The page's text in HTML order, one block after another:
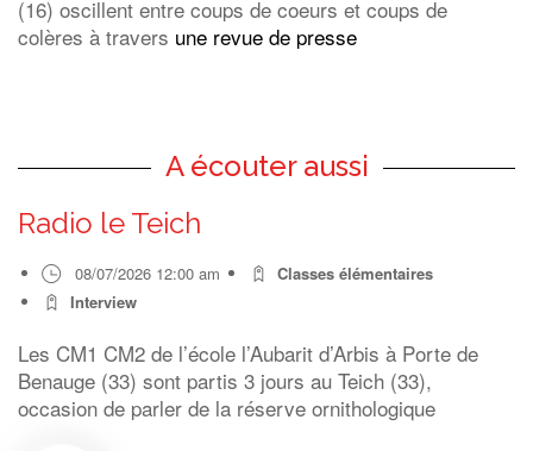
(16) oscillent entre coups de coeurs et coups de
colères à travers une revue de presse
A écouter aussi
Radio le Teich
08/07/2026 12:00 am
Classes élémentaires
Interview
Les CM1 CM2 de l’école l’Aubarit d’Arbis à Porte de
Benauge (33) sont partis 3 jours au Teich (33),
occasion de parler de la réserve ornithologique